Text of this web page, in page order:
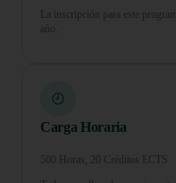
La inscripción para este
año.
Carga Horaria
500 Horas, 20 Créditos ECTS